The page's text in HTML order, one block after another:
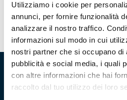
Utilizziamo i cookie per
annunci, per fornire funzionalità
analizzare il nostro traffico.
informazioni sul modo in cui
nostri partner che si occupano di
pubblicità e social media, i quali
con altre informazioni che hai
raccolto dal tuo utilizzo dei loro
secolo.
Tutti i precedenti tra il Genoa e
l’Ambrosiana
Fondazione Genoa